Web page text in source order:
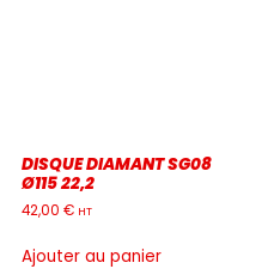
DISQUE DIAMANT SG08
Ø115 22,2
42,00 € HT
Ajouter au panier